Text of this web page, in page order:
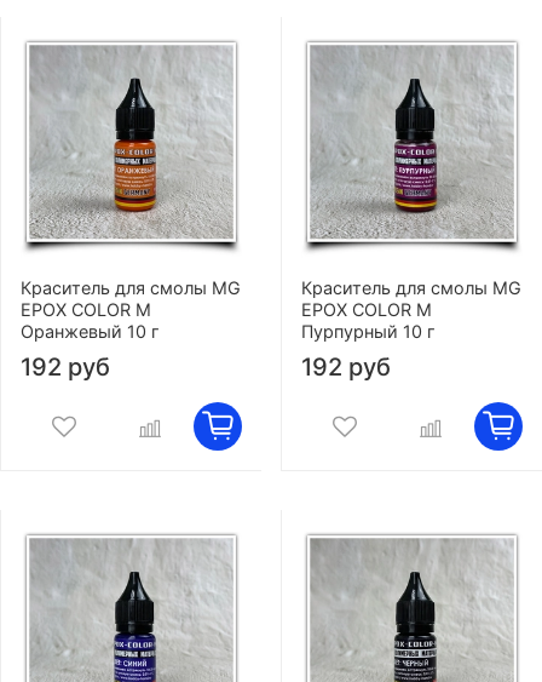
Краситель для смолы MG
EPOX COLOR M
Оранжевый 10 г
192 руб
Краситель для смолы MG
EPOX COLOR M
Пурпурный 10 г
192 руб